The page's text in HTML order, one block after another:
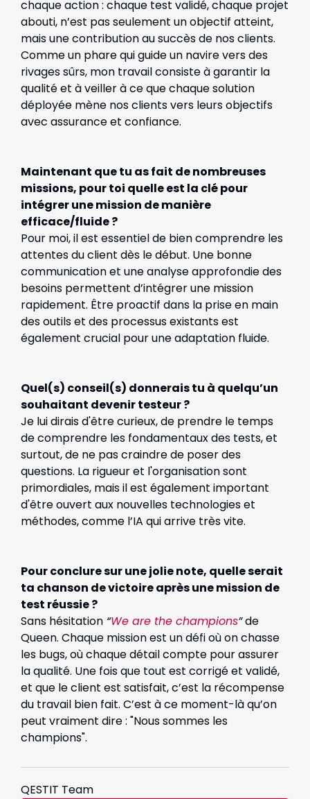
chaque action : chaque test validé, chaque projet
abouti, n’est pas seulement un objectif atteint,
mais une contribution au succès de nos clients.
Comme un phare qui guide un navire vers des
rivages sûrs, mon travail consiste à garantir la
qualité et à veiller à ce que chaque solution
déployée mène nos clients vers leurs objectifs
avec assurance et confiance.
Maintenant que tu as fait de nombreuses
missions, pour toi quelle est la clé pour
intégrer une mission de manière
efficace/fluide ?
Pour moi, il est essentiel de bien comprendre les
attentes du client dès le début. Une bonne
communication et une analyse approfondie des
besoins permettent d’intégrer une mission
rapidement. Être proactif dans la prise en main
des outils et des processus existants est
également crucial pour une adaptation fluide.
Quel(s) conseil(s) donnerais tu à quelqu’un
souhaitant devenir testeur ?
Je lui dirais d'être curieux, de prendre le temps
de comprendre les fondamentaux des tests, et
surtout, de ne pas craindre de poser des
questions. La rigueur et l'organisation sont
primordiales, mais il est également important
d'être ouvert aux nouvelles technologies et
méthodes, comme l’IA qui arrive très vite.
Pour conclure sur une jolie note, quelle serait
ta chanson de victoire après une mission de
test réussie ?
Sans hésitation “We are the champions”de
Queen. Chaque mission est un défi où on chasse
les bugs, où chaque détail compte pour assurer
la qualité. Une fois que tout est corrigé et validé,
et que le client est satisfait, c’est la récompense
du travail bien fait. C’est à ce moment-là qu’on
peut vraiment dire : "Nous sommes les
champions".
QESTIT Team